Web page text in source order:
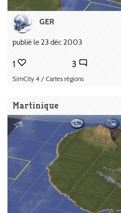
GER
publié le 23 déc 2003
1 3
SimCity 4 / Cartes régions
Martinique